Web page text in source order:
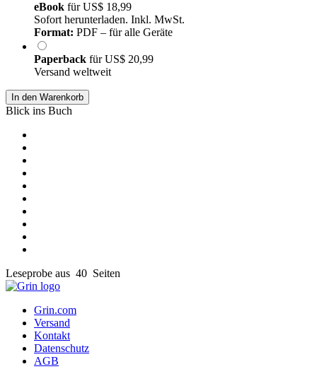
eBook fürUS$ 18,99
Sofort herunterladen. Inkl. MwSt.
Format: PDF – für alle Geräte
Paperback fürUS$ 20,99
Versand weltweit
In den Warenkorb
Blick ins Buch
Leseprobe aus 40 Seiten
Grin.com
Versand
Kontakt
Datenschutz
AGB